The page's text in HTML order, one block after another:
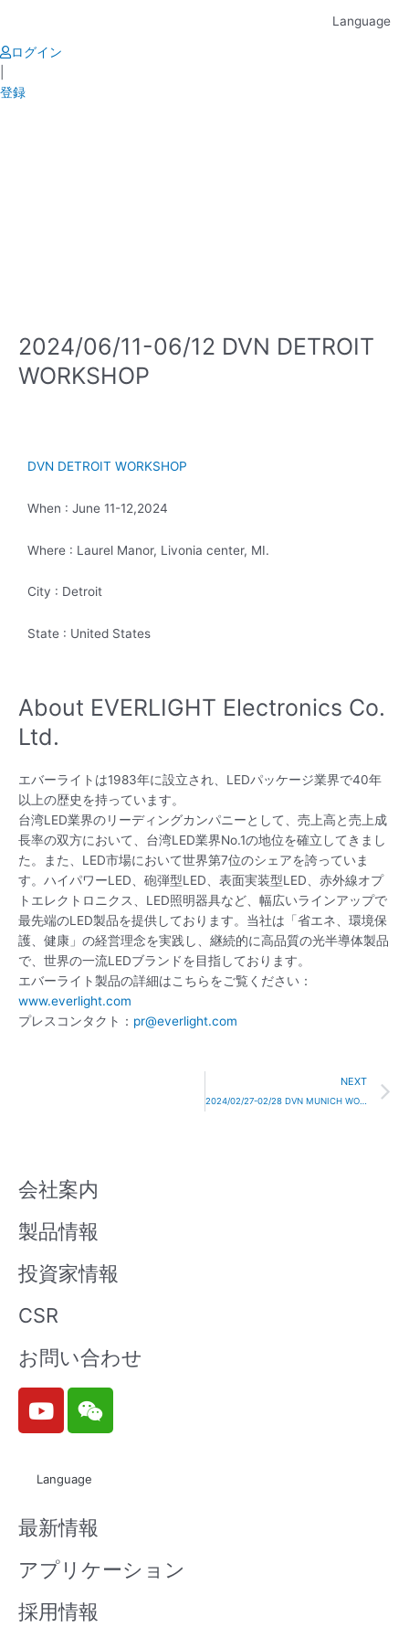
content
Language
ログイン
登録
2024/06/11-06/12 DVN DETROIT
WORKSHOP
DVN DETROIT WORKSHOP
When : June 11-12,2024
Where : Laurel Manor, Livonia center, MI.
City : Detroit
State : United States
About EVERLIGHT Electronics Co.
Ltd.
エバーライトは1983年に設立され、LEDパッケージ業界で40年
以上の歴史を持っています。
台湾LED業界のリーディングカンパニーとして、売上高と売上成
長率の双方において、台湾LED業界No.1の地位を確立してきまし
た。また、LED市場において世界第7位のシェアを誇っていま
す。ハイパワーLED、砲弾型LED、表面実装型LED、赤外線オプ
トエレクトロニクス、LED照明器具など、幅広いラインアップで
最先端のLED製品を提供しております。当社は「省エネ、環境保
護、健康」の経営理念を実践し、継続的に高品質の光半導体製品
で、世界の一流LEDブランドを目指しております。
エバーライト製品の詳細はこちらをご覧ください：
www.everlight.com
プレスコンタクト： pr@everlight.com
NEXT
2024/02/27-02/28 DVN MUNICH WORKSHOP
会社案内
製品情報
投資家情報
CSR
お問い合わせ
Y
o
u
b
e
W
e
i
n
Language
最新情報
アプリケーション
採用情報